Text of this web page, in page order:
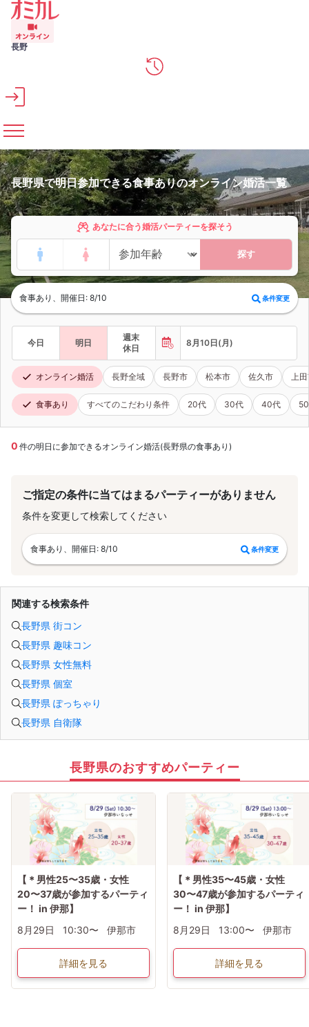
メインコンテンツへスキップ
長野
長野県で明日参加できる食事ありのオンライン婚活一覧
あなたに合う婚活パーティーを探そう
探す
食事あり、開催日: 8/10 条件変更
今日 明日
週末
休日
8月10日(月)
オンライン婚活 長野全域 長野市 松本市 佐久市 上
食事あり すべてのこだわり条件 20代 30代 40代
0 件の明日に参加できるオンライン婚活(長野県の食事あり)
ご指定の条件に当てはまるパーティーがありません
条件を変更して検索してください
食事あり、開催日: 8/10 条件変更
関連する検索条件
長野県 街コン
長野県 趣味コン
長野県 女性無料
長野県 個室
長野県 ぽっちゃり
長野県 自衛隊
長野県のおすすめパーティー
【＊男性25〜35歳・女性
20〜37歳が参加するパーティ
ー！ in 伊那】
8月29日
10:30〜 伊那市
詳細を見る
【＊男性35〜45歳・女性
30〜47歳が参加するパーティ
ー！ in 伊那】
8月29日
13:00〜 伊那市
詳細を見る